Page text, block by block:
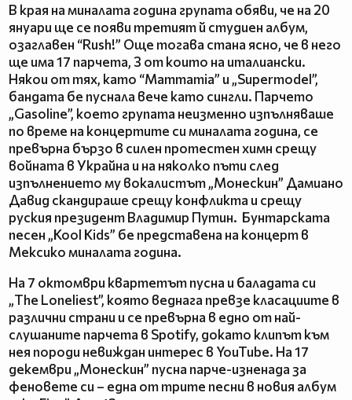
В края на миналата година групата обяви, че на 20
януари ще се появи третият й студиен албум,
озаглавен “Rush!” Още тогава стана ясно, че в него
ще има 17 парчета, 3 от които на италиански.
Някои от тях, като “Mammamia” и „Supermodel”,
бандата бе пуснала вече като сингли. Парчето
„Gasoline”, което групата неизменно изпълняваше
по време на концертите си миналата година, се
превърна бързо в силен протестен химн срещу
войната в Украйна и на няколко пъти след
изпълнението му вокалистът „Монескин” Дамиано
Давид скандираше срещу конфликта и срещу
руския президент Владимир Путин. Бунтарската
песен „Kool Kids” бе представена на концерт в
Мексико миналата година.
На 7 октомври квартетът пусна и баладата си
„The Loneliest”, която веднага превзе класациите в
различни страни и се превърна в едно от най-
слушаните парчета в Spotify, докато клипът към
нея породи невиждан интерес в YouTube. На 17
декември „Монескин” пусна парче-изненада за
феновете си – една от трите песни в новия албум